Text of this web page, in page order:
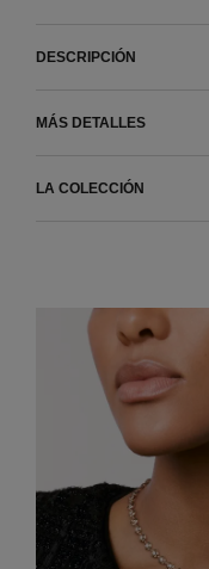
DESCRIPCIÓN
MÁS DETALLES
LA COLECCIÓN